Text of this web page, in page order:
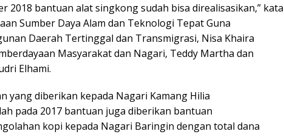
2018 bantuan alat singkong sudah bisa direalisasikan,” kata
Sumber Daya Alam dan Teknologi Tepat Guna
Daerah Tertinggal dan Transmigrasi, Nisa Khaira
Masyarakat dan Nagari, Teddy Martha dan
Elhami.
yang diberikan kepada Nagari Kamang Hilia
pada 2017 bantuan juga diberikan bantuan
kopi kepada Nagari Baringin dengan total dana